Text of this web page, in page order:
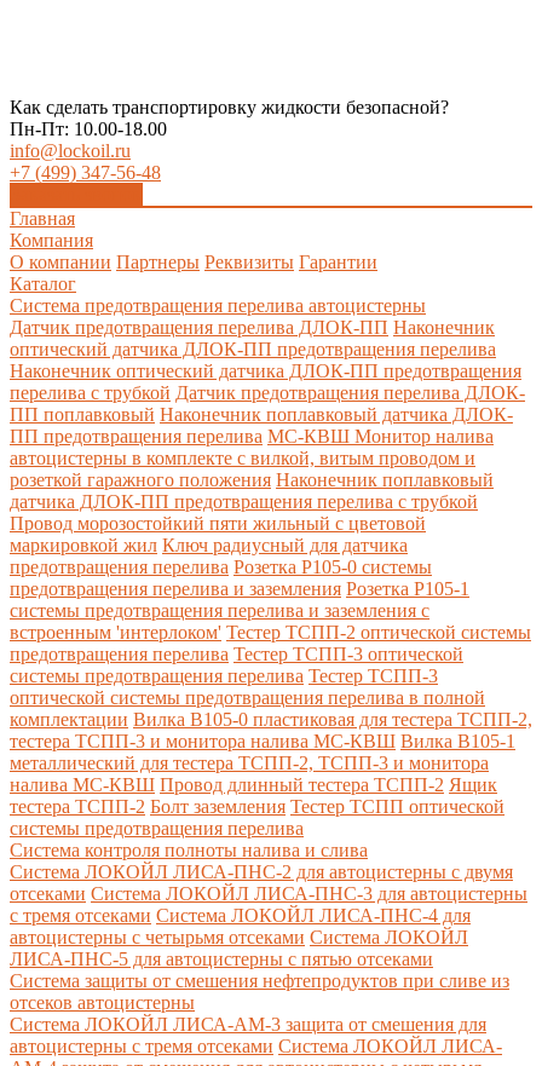
Как сделать транспортировку жидкости безопасной?
Пн-Пт: 10.00-18.00
info@lockoil.ru
+7 (499) 347-56-48
Главная
Компания
О компании Партнеры Реквизиты Гарантии
Каталог
Система предотвращения перелива автоцистерны
Датчик предотвращения перелива ДЛОК-ПП Наконечник
оптический датчика ДЛОК-ПП предотвращения перелива
Наконечник оптический датчика ДЛОК-ПП предотвращения
перелива с трубкой Датчик предотвращения перелива ДЛОК-
ПП поплавковый Наконечник поплавковый датчика ДЛОК-
ПП предотвращения перелива МС-КВШ Монитор налива
автоцистерны в комплекте с вилкой, витым проводом и
розеткой гаражного положения Наконечник поплавковый
датчика ДЛОК-ПП предотвращения перелива с трубкой
Провод морозостойкий пяти жильный с цветовой
маркировкой жил Ключ радиусный для датчика
предотвращения перелива Розетка Р105-0 системы
предотвращения перелива и заземления Розетка Р105-1
системы предотвращения перелива и заземления с
встроенным 'интерлоком' Тестер ТСПП-2 оптической системы
предотвращения перелива Тестер ТСПП-3 оптической
системы предотвращения перелива Тестер ТСПП-3
оптической системы предотвращения перелива в полной
комплектации Вилка В105-0 пластиковая для тестера ТСПП-2,
тестера ТСПП-3 и монитора налива МС-КВШ Вилка В105-1
металлический для тестера ТСПП-2, ТСПП-3 и монитора
налива МС-КВШ Провод длинный тестера ТСПП-2 Ящик
тестера ТСПП-2 Болт заземления Тестер ТСПП оптической
системы предотвращения перелива
Cистема контроля полноты налива и слива
Система ЛОКОЙЛ ЛИСА-ПНС-2 для автоцистерны с двумя
отсеками Система ЛОКОЙЛ ЛИСА-ПНС-3 для автоцистерны
с тремя отсеками Система ЛОКОЙЛ ЛИСА-ПНС-4 для
автоцистерны с четырьмя отсеками Система ЛОКОЙЛ
ЛИСА-ПНС-5 для автоцистерны с пятью отсеками
Система защиты от смешения нефтепродуктов при сливе из
отсеков автоцистерны
Система ЛОКОЙЛ ЛИСА-AM-3 защита от смешения для
автоцистерны с тремя отсеками Система ЛОКОЙЛ ЛИСА-